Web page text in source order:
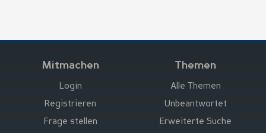
Mitmachen
Login
Registrieren
Frage stellen
Themen
Alle Themen
Unbeantwortet
Erweiterte Suche